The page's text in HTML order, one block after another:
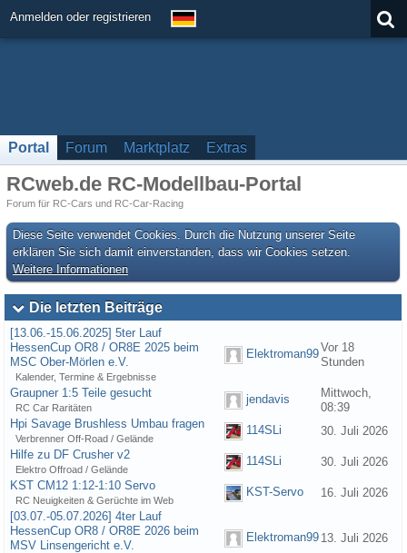
Anmelden oder registrieren
Portal Forum Marktplatz Extras
RCweb.de RC-Modellbau-Portal
Forum für RC-Cars und RC-Car-Racing
Diese Seite verwendet Cookies. Durch die Nutzung unserer Seite
erklären Sie sich damit einverstanden, dass wir Cookies setzen.
Weitere Informationen
Die letzten Beiträge
[13.06.-15.06.2025] 5ter Lauf
HessenCup OR8 / OR8E 2025 beim
MSC Ober-Mörlen e.V.
Kalender, Termine & Ergebnisse
Elektroman99Vor 18
Stunden
Graupner 1:5 Teile gesucht
RC Car Raritäten
jendavis
Mittwoch,
08:39
Hpi Savage Brushless Umbau fragen
Verbrenner Off-Road / Gelände
114SLi
30. Juli 2026
Hilfe zu DF Crusher v2
Elektro Offroad / Gelände
114SLi
30. Juli 2026
KST CM12 1:12-1:10 Servo
RC Neuigkeiten & Gerüchte im Web
KST-Servo
16. Juli 2026
[03.07.-05.07.2026] 4ter Lauf
HessenCup OR8 / OR8E 2026 beim
MSV Linsengericht e.V.
Elektroman99 13. Juli 2026